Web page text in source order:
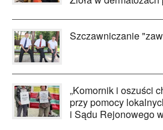
Szczawniczanie
„Komornik i oszuści
przy pomocy
i Sądu Rejonowego